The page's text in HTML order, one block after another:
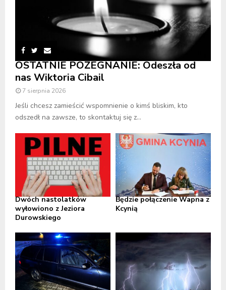
OSTATNIE POŻEGNANIE: Odeszła od
nas Wiktoria Cibail
7 sierpnia 2026
Jeśli chcesz zamieścić wspomnienie o kimś bliskim, kto
odszedł na zawsze, to skontaktuj się z...
Dwóch nastolatków
wyłowiono z Jeziora
Durowskiego
Będzie połączenie Wapna z
Kcynią